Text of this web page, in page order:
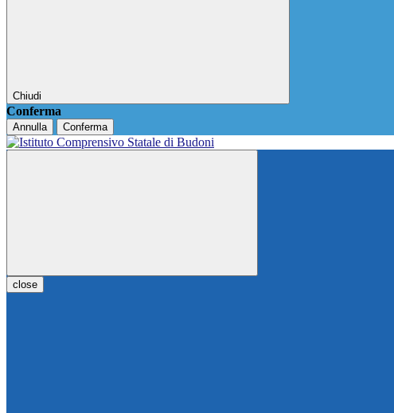
Chiudi
Conferma
Annulla Conferma
close